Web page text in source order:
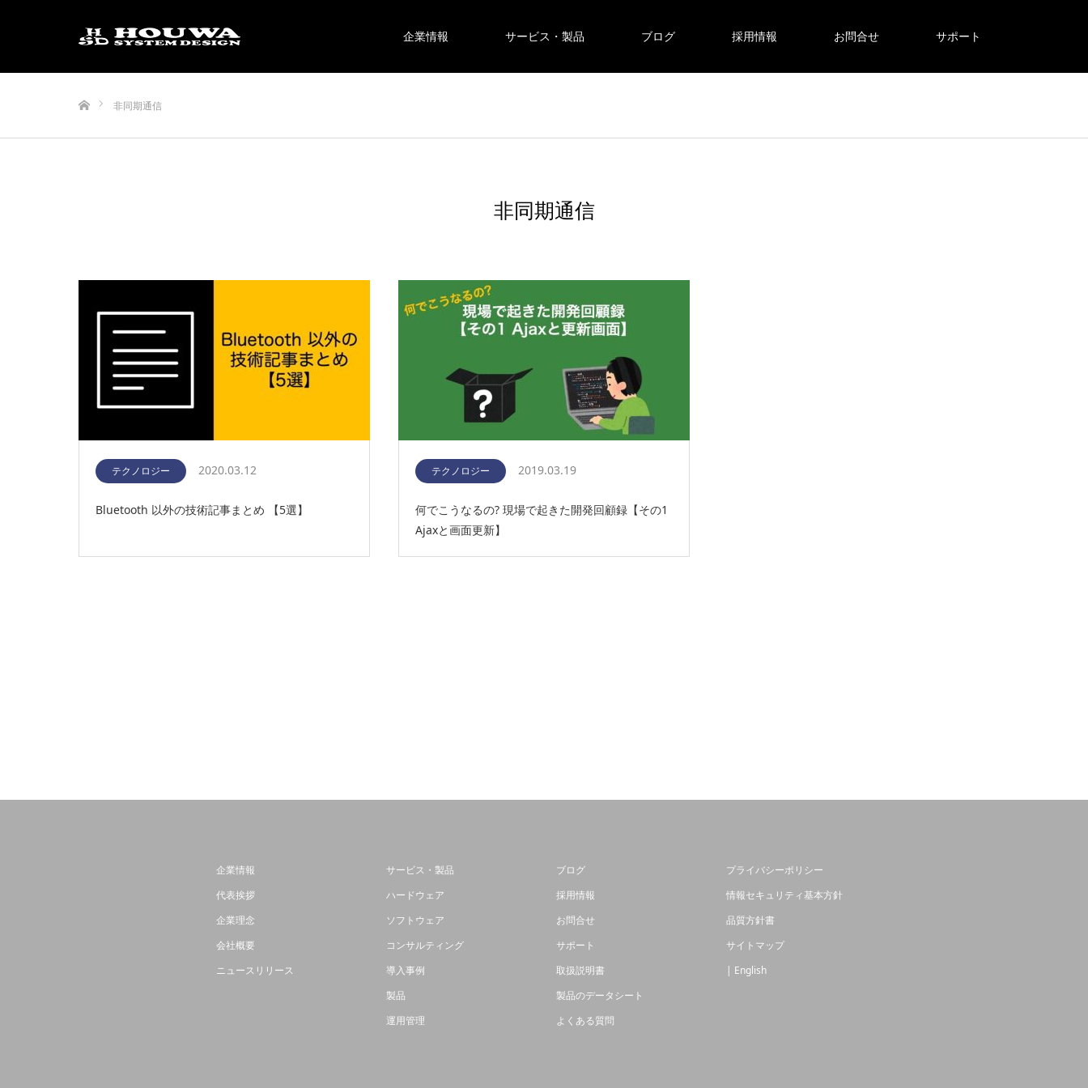
企業情報 サービス・製品 ブログ 採用情報 お問合せ サポート
非同期通信
非同期通信
テクノロジー 2020.03.12
Bluetooth 以外の技術記事まとめ 【5選】
テクノロジー 2019.03.19
何でこうなるの? 現場で起きた開発回顧録【その1
Ajaxと画面更新】
企業情報
代表挨拶
企業理念
会社概要
ニュースリリース
サービス・製品
ハードウェア
ソフトウェア
コンサルティング
導入事例
製品
運用管理
ブログ
採用情報
お問合せ
サポート
取扱説明書
製品のデータシート
よくある質問
プライバシーポリシー
情報セキュリティ基本方針
品質方針書
サイトマップ
| English